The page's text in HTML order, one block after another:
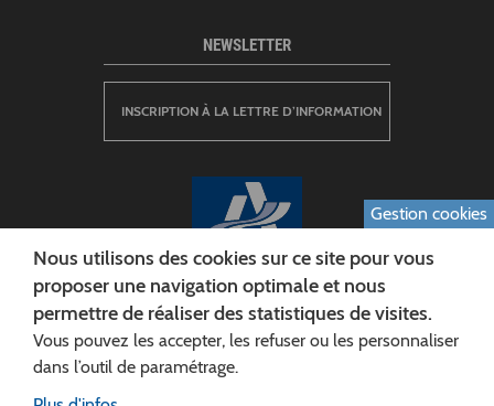
CONSEIL DÉPARTEMENTAL DE L'AISNE
Siège :
NEWSLETTER
INSCRIPTION À LA LETTRE D’INFORMATION
Gestion cookies
Nous utilisons des cookies sur ce site pour vous
proposer une navigation optimale et nous
permettre de réaliser des statistiques de visites.
Vous pouvez les accepter, les refuser ou les personnaliser
dans l’outil de paramétrage.